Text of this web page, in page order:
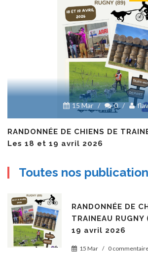
15 Mar / 0 /
RANDONNÉE DE CHIENS DE
Les 18 et 19 avril 2026
Toutes nos
RANDONNÉE DE
TRAINEAU
19 avril 2026
15 Mar / 0